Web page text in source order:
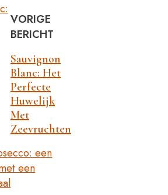
VORIGE
BERICHT
Sauvignon
Blanc: Het
Perfecte
Huwelijk
Met
Zeevruchten